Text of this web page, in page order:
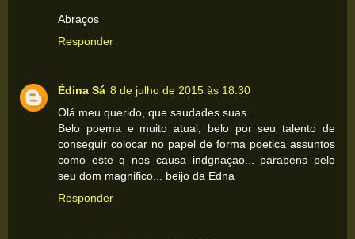
Abraços
Responder
Édina Sá 8 de julho de 2015 às 18:30
Olá meu querido, que saudades suas...
Belo poema e muito atual, belo por seu talento de
conseguir colocar no papel de forma poetica assuntos
como este q nos causa indgnaçao... parabens pelo
seu dom magnifico... beijo da Edna
Responder